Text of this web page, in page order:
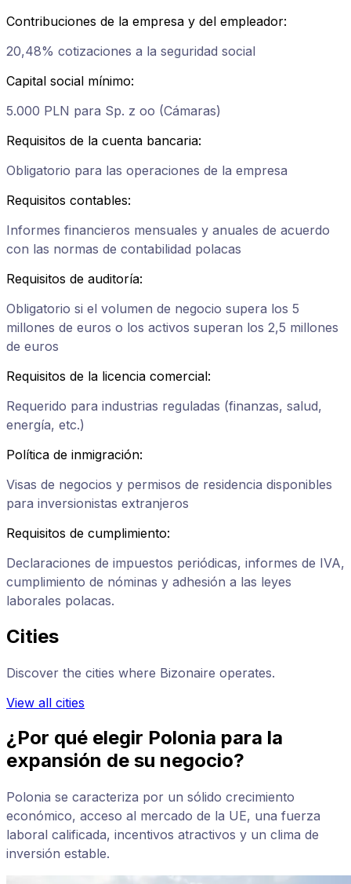
Contribuciones de la empresa y del empleador:
20,48% cotizaciones a la seguridad social
Capital social mínimo:
5.000 PLN para Sp. z oo (Cámaras)
Requisitos de la cuenta bancaria:
Obligatorio para las operaciones de la empresa
Requisitos contables:
Informes financieros mensuales y anuales de acuerdo
con las normas de contabilidad polacas
Requisitos de auditoría:
Obligatorio si el volumen de negocio supera los 5
millones de euros o los activos superan los 2,5 millones
de euros
Requisitos de la licencia comercial:
Requerido para industrias reguladas (finanzas, salud,
energía, etc.)
Política de inmigración:
Visas de negocios y permisos de residencia disponibles
para inversionistas extranjeros
Requisitos de cumplimiento:
Declaraciones de impuestos periódicas, informes de IVA,
cumplimiento de nóminas y adhesión a las leyes
laborales polacas.
Cities
Discover the cities where Bizonaire operates.
View all cities
¿Por qué elegir Polonia para la
expansión de su negocio?
Polonia se caracteriza por un sólido crecimiento
económico, acceso al mercado de la UE, una fuerza
laboral calificada, incentivos atractivos y un clima de
inversión estable.